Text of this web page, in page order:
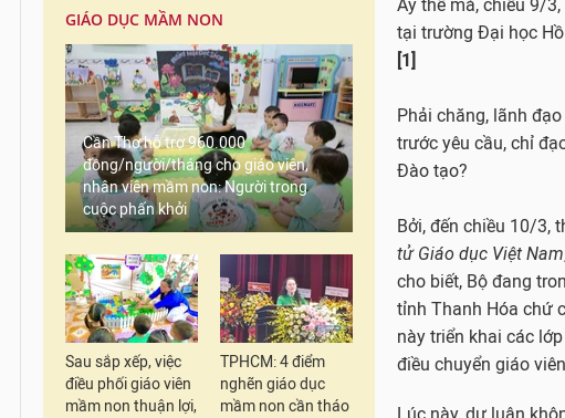
GIÁO DỤC MẦM NON
Cần Thơ hỗ trợ 960.000
đồng/người/tháng cho giáo viên,
nhân viên mầm non: Người trong
cuộc phấn khởi
Sau sắp xếp, việc
điều phối giáo viên
mầm non thuận lợi,
TPHCM: 4 điểm
nghẽn giáo dục
mầm non cần tháo